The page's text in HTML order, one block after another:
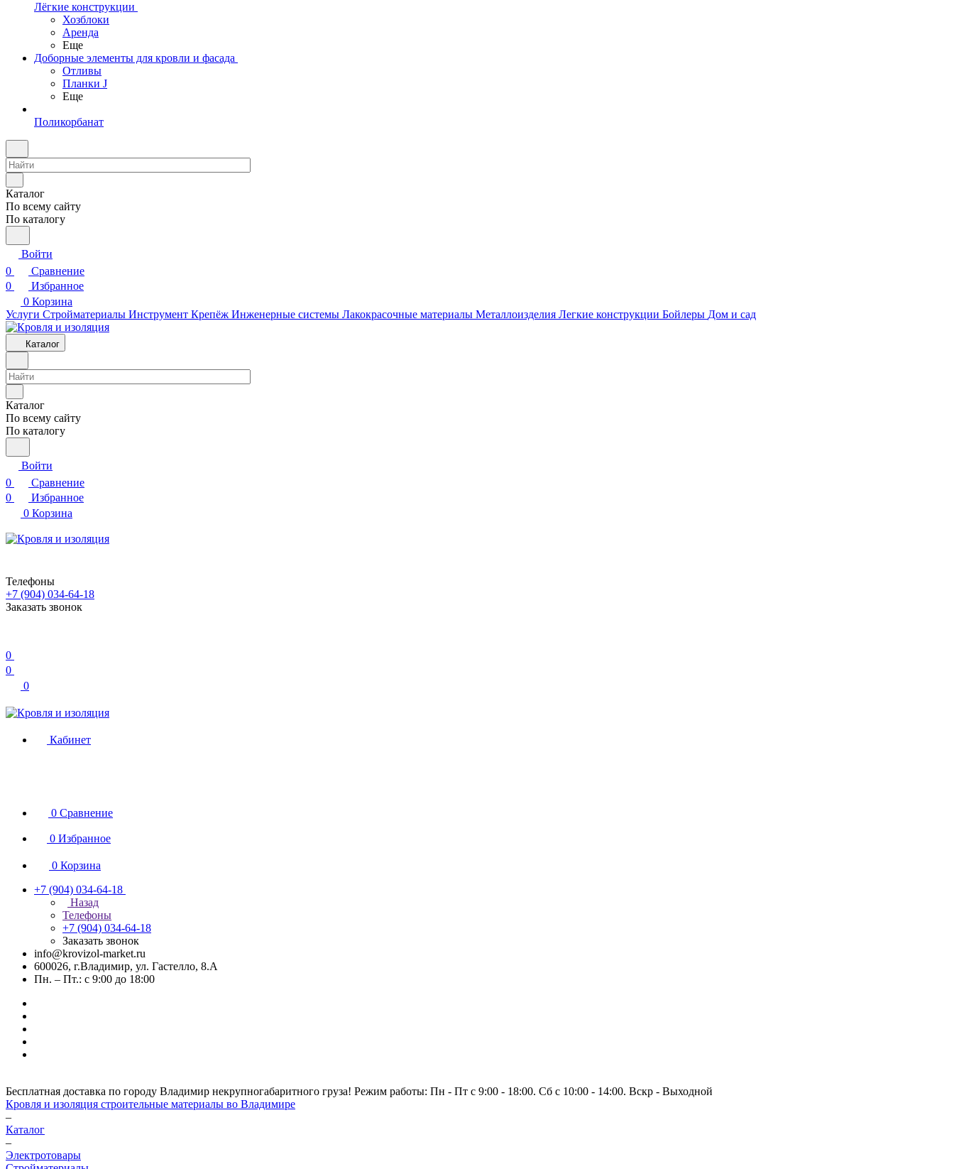
Лёгкие конструкции
Хозблоки
Аренда
Еще
Доборные элементы для кровли и фасада
Отливы
Планки J
Еще
Поликорбанат
Каталог
По всему сайту
По каталогу
Войти
0
Сравнение
0
Избранное
0 Корзина
Услуги Стройматериалы Инструмент Крепёж Инженерные системы Лакокрасочные материалы Металлоизделия Легкие конструкции Бойлеры Дом и сад
Каталог
Каталог
По всему сайту
По каталогу
Войти
0
Сравнение
0
Избранное
0 Корзина
Телефоны
+7 (904) 034-64-18
Заказать звонок
0
0
0
Кабинет
0 Сравнение
0 Избранное
0 Корзина
+7 (904) 034-64-18
Назад
Телефоны
+7 (904) 034-64-18
Заказать звонок
info@krovizol-market.ru
600026, г.Владимир, ул. Гастелло, 8.А
Пн. – Пт.: с 9:00 до 18:00
Бесплатная доставка по городу Владимир некрупногабаритного груза! Режим работы: Пн - Пт с 9:00 - 18:00. Сб с 10:00 - 14:00. Вскр - Выходной
Кровля и изоляция строительные материалы во Владимире
–
Каталог
–
Электротовары